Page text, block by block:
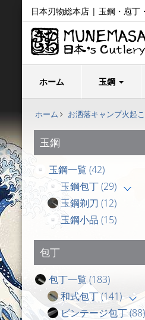
日本刃物総本店 | 玉鋼・庖丁
ホーム 玉鋼
ホーム お洒落キャンプ火起
玉鋼
玉鋼一覧 (42)
玉鋼包丁(29)
玉鋼剃刀 (12)
玉鋼小品 (15)
包丁
包丁一覧 (183)
和式包丁(141)
ビンテージ包丁(88)